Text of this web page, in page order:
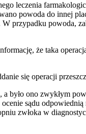
leczenia
powoda do innej
przypadku powoda,
że taka
się operacji
było ono zwykłym
sądu odpowiednią
zwłoka w